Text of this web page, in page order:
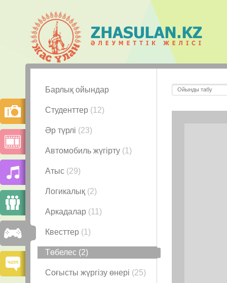
Барлық ойындар
Студенттер (12)
Әр түрлі (23)
Автомобиль жүгірту (1)
Атыс (29)
Логикалық (2)
Аркадалар (11)
Квесттер (1)
Төбелес (2)
Соғысты жүргізу өнері (25)